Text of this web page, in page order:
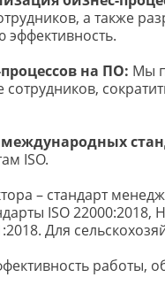
а также
на ПО: Мы
ISO.
– стандарт
ISO
Для
работы,